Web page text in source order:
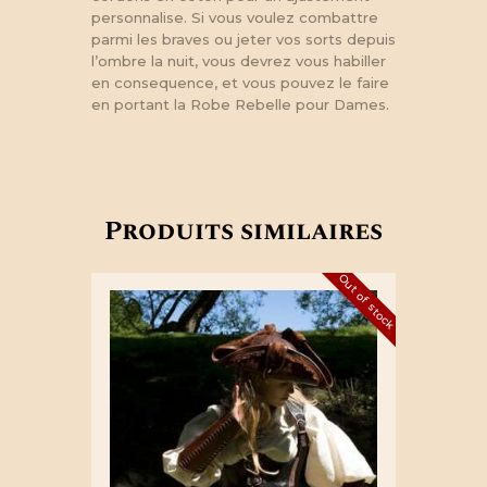
personnalise. Si vous voulez combattre
parmi les braves ou jeter vos sorts depuis
l’ombre la nuit, vous devrez vous habiller
en consequence, et vous pouvez le faire
en portant la Robe Rebelle pour Dames.
Produits similaires
Out of stock